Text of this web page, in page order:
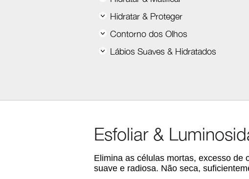
Hidratar & Proteger
Contorno dos Olhos
Lábios Suaves & Hidratados
Esfoliar &
Elimina as células mortas, excesso de
suave e radiosa. Não seca,